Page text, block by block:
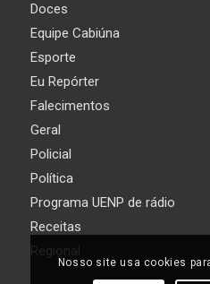
Doces
Equipe Cabiúna
Esporte
Eu Repórter
Falecimentos
Geral
Policial
Política
Programa UENP de rádio
Receitas
Regional
Nosso site usa cookies